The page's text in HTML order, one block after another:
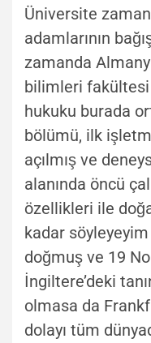
Üniversite
adamlarının
zamanda
bilimleri
hukuku burada
bölümü, ilk
açılmış ve
alanında öncü
özellikleri ile
kadar
doğmuş ve 19
İngiltere’deki
olmasa da
dolayı tüm